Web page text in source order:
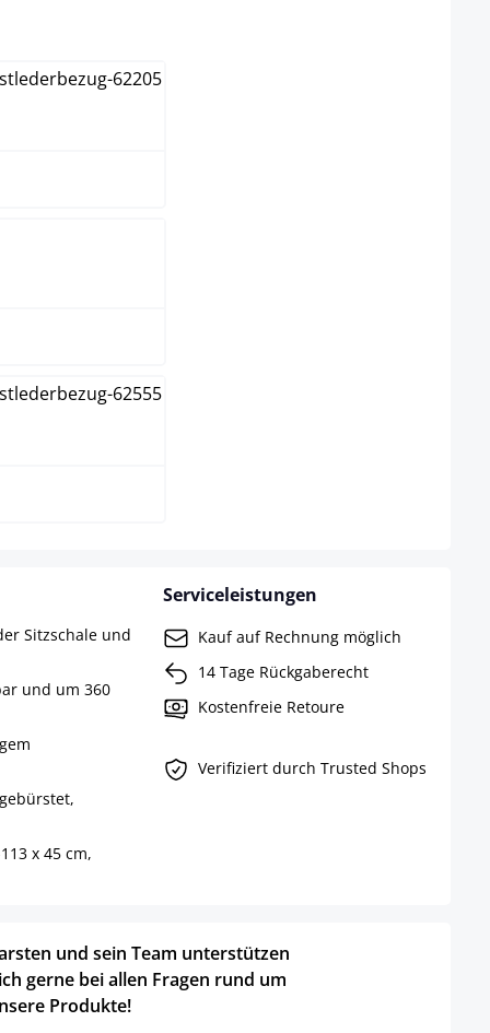
Sitzschale und
und um 360
x 45 cm,
Serviceleistungen
Kauf auf Rechnung möglich
14 Tage Rückgaberecht
Kostenfreie Retoure
Verifiziert durch Trusted Shops
und sein Team unterstützen
gerne bei allen Fragen rund um
Produkte!